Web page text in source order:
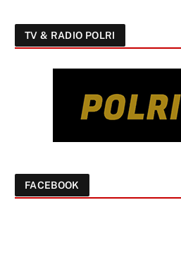
TV & RADIO POLRI
FACEBOOK